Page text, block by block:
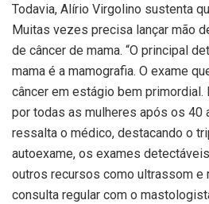
Todavia, Alírio Virgolino sustenta
Muitas vezes precisa lançar mão
de câncer de mama. “O principal
mama é a mamografia. O exame
câncer em estágio bem primordial.
por todas as mulheres após os 40
ressalta o médico, destacando o
autoexame, os exames
outros recursos como ultrassom e
consulta regular com o